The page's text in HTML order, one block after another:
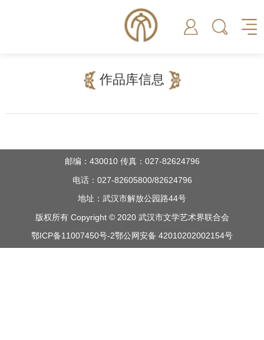
作品库信息
邮编：430010 传真：027-82624796
电话：027-82605800/82624796
地址：武汉市解放公园路44号
版权所有 Copyright © 2020 武汉市文学艺术界联合会
鄂ICP备11007450号-2鄂公网安备 42010202002154号